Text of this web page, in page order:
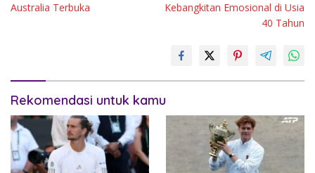
Australia Terbuka
Kebangkitan Emosional di Usia
40 Tahun
Rekomendasi untuk kamu